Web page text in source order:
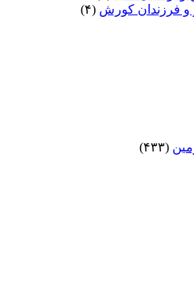
فرزندان کورش (۴)
(۴۳۳)